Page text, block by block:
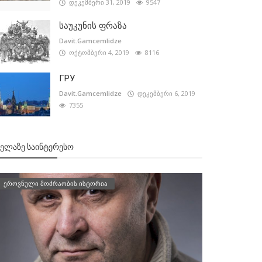
დეკემბერი 31, 2019 9547
საუკუნის ფრაზა
Davit.Gamcemlidze
ოქტომბერი 4, 2019
8116
ГРУ
Davit.Gamcemlidze
დეკემბერი 6, 2019
7355
ᲡᲐᲘᲜᲢᲔᲠᲔᲡᲝ
ეროვნული მოძრაობის ისტორია